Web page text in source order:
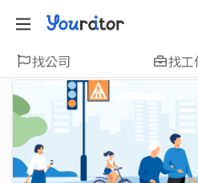
找公司 找工